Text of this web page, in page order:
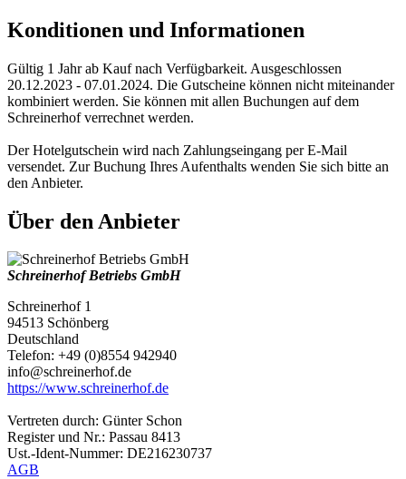
Konditionen und Informationen
Gültig 1 Jahr ab Kauf nach Verfügbarkeit. Ausgeschlossen
20.12.2023 - 07.01.2024. Die Gutscheine können nicht miteinander
kombiniert werden. Sie können mit allen Buchungen auf dem
Schreinerhof verrechnet werden.
Der Hotelgutschein wird nach Zahlungseingang per E-Mail
versendet. Zur Buchung Ihres Aufenthalts wenden Sie sich bitte an
den Anbieter.
Über den Anbieter
Schreinerhof Betriebs GmbH
Schreinerhof 1
94513 Schönberg
Deutschland
Telefon: +49 (0)8554 942940
info@schreinerhof.de
https://www.schreinerhof.de
Vertreten durch: Günter Schon
Register und Nr.: Passau 8413
Ust.-Ident-Nummer: DE216230737
AGB